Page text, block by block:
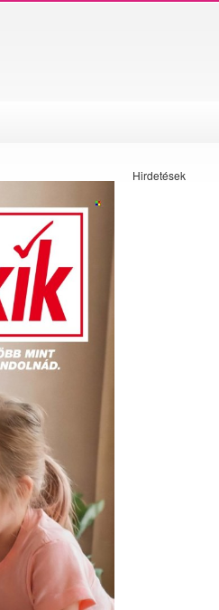
Hirdetések